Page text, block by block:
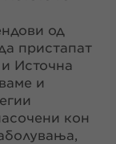
од
пристапат
Источна
и
кон